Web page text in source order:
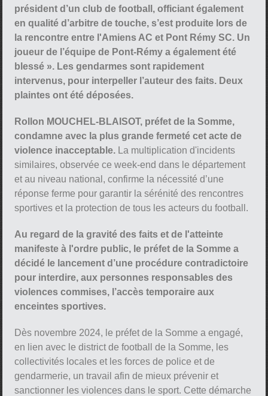
président d’un club de football, officiant également
en qualité d’arbitre de touche, s’est produite lors de
la rencontre entre l'Amiens AC et Pont Rémy SC. Un
joueur de l’équipe de Pont-Rémy a également été
blessé ». Les gendarmes sont rapidement
intervenus, pour interpeller l’auteur des faits. Deux
plaintes ont été déposées.
Rollon MOUCHEL-BLAISOT, préfet de la Somme,
condamne avec la plus grande fermeté cet acte de
violence inacceptable. La multiplication d'incidents
similaires, observée ce week-end dans le département
et au niveau national, confirme la nécessité d’une
réponse ferme pour garantir la sérénité des rencontres
sportives et la protection de tous les acteurs du football.
Au regard de la gravité des faits et de l'atteinte
manifeste à l'ordre public, le préfet de la Somme a
décidé le lancement d’une procédure contradictoire
pour interdire, aux personnes responsables des
violences commises, l’accès temporaire aux
enceintes sportives.
Dès novembre 2024, le préfet de la Somme a engagé,
en lien avec le district de football de la Somme, les
collectivités locales et les forces de police et de
gendarmerie, un travail afin de mieux prévenir et
sanctionner les violences dans le sport. Cette démarche